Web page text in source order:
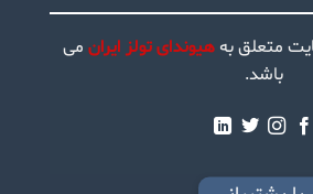
متعلق به هیوندای تولز ایران می
باشد.